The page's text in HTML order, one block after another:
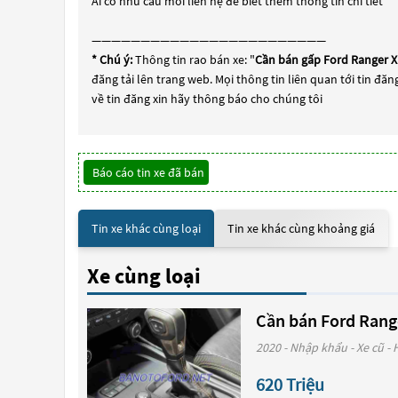
————————————————————————
* Chú ý:Thông tin rao bán xe: "Cần bán gấp Ford Ranger
đăng tải lên trang web. Mọi thông tin liên quan tới tin
về tin đăng xin hãy thông báo cho chúng tôi
Báo cáo tin xe đã bán
Tin xe khác cùng loại Tin xe khác cùng khoảng giá
Xe cùng loại
Cần bán Ford
2020 - Nhập khẩu - Xe cũ -
620 Triệu